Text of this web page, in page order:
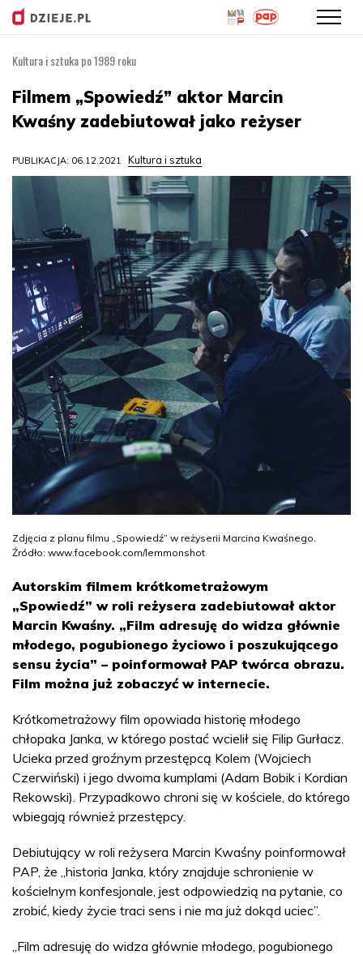
treści
Kultura i sztuka po 1989 roku
Filmem „Spowiedź” aktor Marcin
Kwaśny zadebiutował jako reżyser
PUBLIKACJA: 06.12.2021 Kultura i sztuka
Zdjęcia z planu filmu „Spowiedź” w reżyserii Marcina Kwaśnego.
Źródło: www.facebook.com/lemmonshot
Autorskim filmem krótkometrażowym
„Spowiedź” w roli reżysera zadebiutował aktor
Marcin Kwaśny. „Film adresuję do widza głównie
młodego, pogubionego życiowo i poszukującego
sensu życia” – poinformował PAP twórca obrazu.
Film można już zobaczyć w internecie.
Krótkometrażowy film opowiada historię młodego
chłopaka Janka, w którego postać wcielił się Filip Gurłacz.
Ucieka przed groźnym przestępcą Kolem (Wojciech
Czerwiński) i jego dwoma kumplami (Adam Bobik i Kordian
Rekowski). Przypadkowo chroni się w kościele, do którego
wbiegają również przestępcy.
Debiutujący w roli reżysera Marcin Kwaśny poinformował
PAP, że „historia Janka, który znajduje schronienie w
kościelnym konfesjonale, jest odpowiedzią na pytanie, co
zrobić, kiedy życie traci sens i nie ma już dokąd uciec”.
„Film adresuję do widza głównie młodego, pogubionego